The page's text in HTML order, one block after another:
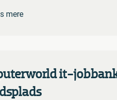
mere
it-